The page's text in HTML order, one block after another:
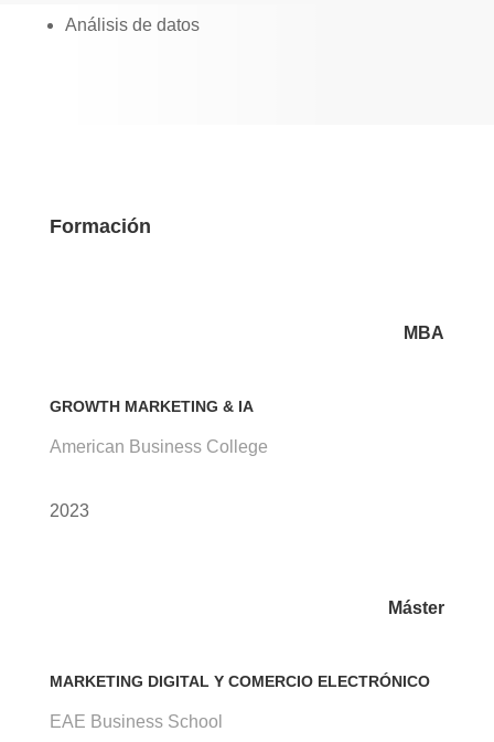
Análisis de datos
Formación
MBA
GROWTH MARKETING & IA
American Business College
2023
Máster
MARKETING DIGITAL Y COMERCIO ELECTRÓNICO
EAE Business School